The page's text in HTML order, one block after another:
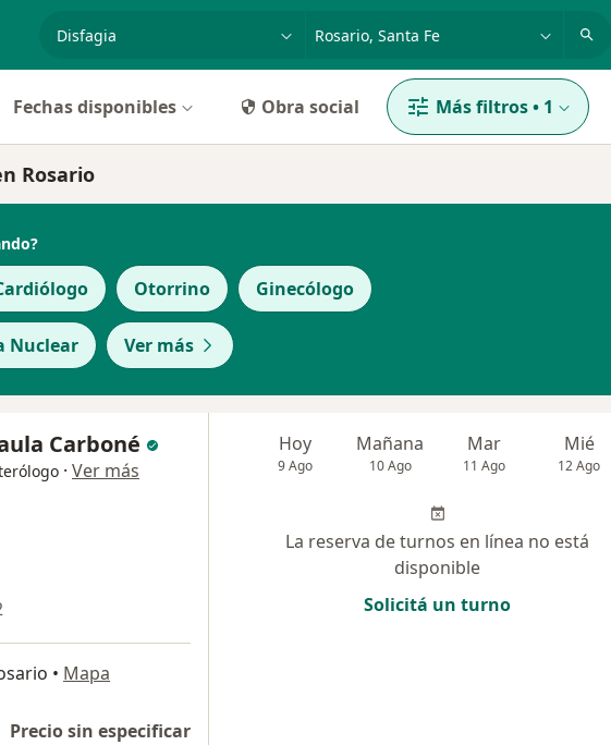
Fechas disponibles Obra social Más filtros• 1
Rosario
Otorrino Ginecólogo
Nuclear Ver más
Carboné
· Ver más
• Mapa
Precio sin especificar
Hoy
9 Ago
Mañana
10 Ago
Mar
11 Ago
Mié
12 Ago
La reserva de turnos en línea no está
disponible
Solicitá un turno